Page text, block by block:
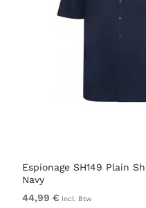
Espionage SH149 Plain
Navy
44,99 € Incl. Btw